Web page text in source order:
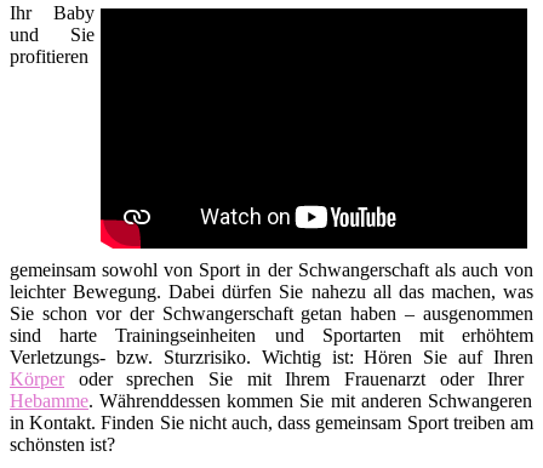
Ihr Baby
und Sie
profitieren
gemeinsam sowohl von Sport in der Schwangerschaft als auch von
leichter Bewegung. Dabei dürfen Sie nahezu all das machen, was
Sie schon vor der Schwangerschaft getan haben – ausgenommen
sind harte Trainingseinheiten und Sportarten mit erhöhtem
Verletzungs- bzw. Sturzrisiko. Wichtig ist: Hören Sie auf Ihren
Körperoder sprechen Sie mit Ihrem Frauenarzt oder Ihrer
Hebamme. Währenddessen kommen Sie mit anderen Schwangeren
in Kontakt. Finden Sie nicht auch, dass gemeinsam Sport treiben am
schönsten ist?